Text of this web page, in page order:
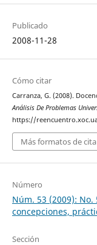
Publicado
2008-11-28
Cómo citar
Carranza, G. (2008).
Análisis De Problemas
https://
Más formatos de cita
Número
Núm. 53 (2009):
concepciones,
Sección